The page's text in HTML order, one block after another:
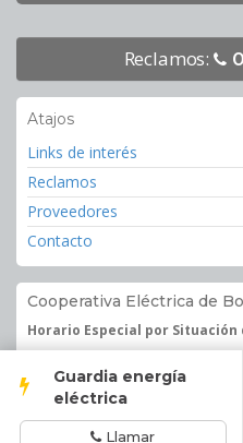
Guardia energía
eléctrica
Llamar
Reclamos:
Atajos
Links de interés
Reclamos
Proveedores
Contacto
Cooperativa Eléctrica de
Horario Especial por Situación
Av. 25 de Mayo 423 - CP 6550.
Buenos Aires.